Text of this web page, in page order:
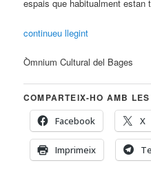
espais que habitualment estan
continueu llegint
Òmnium Cultural del Bages
COMPARTEIX-HO AMB
Facebook
X
Imprimeix